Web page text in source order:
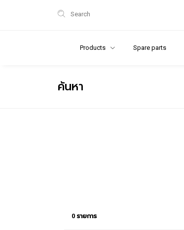
Search
Products Spare parts
ค้นหา
0 รายการ